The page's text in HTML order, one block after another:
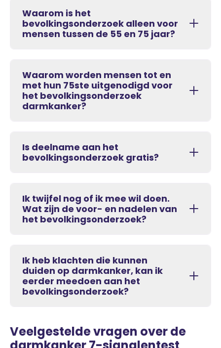
Waarom is het
bevolkingsonderzoek alleen voor
mensen tussen de 55 en 75 jaar?
Waarom worden mensen tot en
met hun 75ste uitgenodigd voor
het bevolkingsonderzoek
darmkanker?
Is deelname aan het
bevolkingsonderzoek gratis?
Ik twijfel nog of ik mee wil doen.
Wat zijn de voor- en nadelen van
het bevolkingsonderzoek?
Ik heb klachten die kunnen
duiden op darmkanker, kan ik
eerder meedoen aan het
bevolkingsonderzoek?
Veelgestelde vragen over de